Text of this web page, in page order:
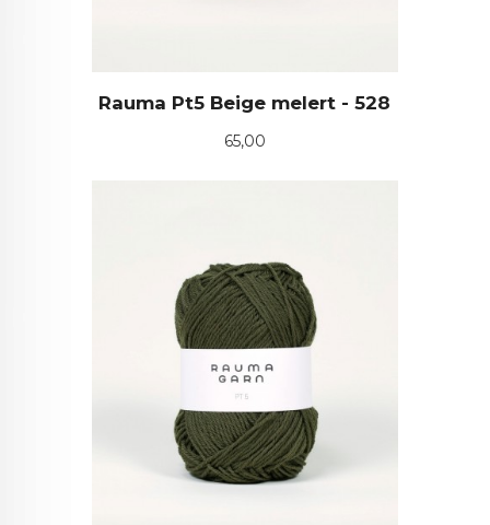
Rauma Pt5 Beige melert - 528
Pris
65,00